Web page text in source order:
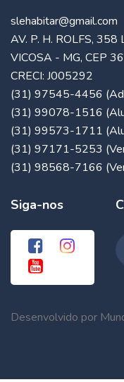
slehabitar@gmail.com
AV. P. H. ROLFS, 358
VICOSA - MG, CEP
CRECI: J005292
(31) 97545-4456
(31) 99078-1516
(31) 99573-1711
(31) 97171-5253
(31) 98568-7166
Siga-nos
Desenvolvido por